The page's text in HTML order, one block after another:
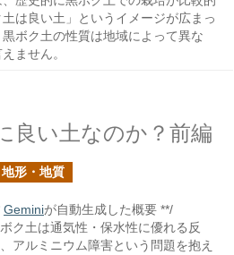
は良い土」というイメージが広まっ
ボク土の性質は地域によって異な
ません。
良い土なのか？前編
地形・地質
Geminiが自動生成した概要 **/
ク土は通気性・保水性に優れる反
アルミニウム障害という問題を抱え